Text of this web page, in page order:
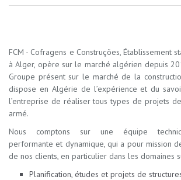
FCM - Cofragens e Construções, Établissement
à Alger, opère sur le marché algérien depuis
Groupe présent sur le marché de la
dispose en Algérie de l’expérience et du
l’entreprise de réaliser tous types de projets
armé.
Nous comptons sur une équipe
performante et dynamique, qui a pour mission
de nos clients, en particulier dans les domaines
Planification, études et projets de